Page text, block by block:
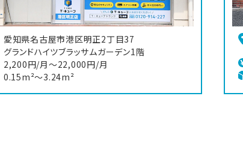
愛知県名古屋市港区明正2丁目37
グランドハイツブラッサムガーデン1階
2,200円/月〜22,000円/月
0.15m²～3.24m²